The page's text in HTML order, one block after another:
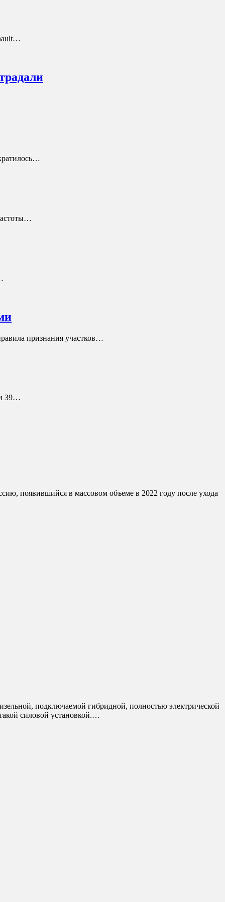
признания участков…
39…
появившийся в массовом объеме в 2022 году после ухода
подключаемой гибридной, полностью электрической
силовой установкой.…